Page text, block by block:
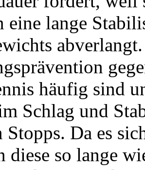
eine lange
häufig sind
Schlag und
Stopps. Da es
diese so lange